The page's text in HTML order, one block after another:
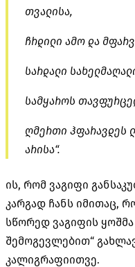
თვალისა,
ჩრდილი ამო და
სარდალი
სამყაროს
ღმერთი ჰფარავდეს
არისა“.
ის, რომ ვაგიფი
კარგად ჩანს იმითაც,
სწორედ ვაგიფის
შემოგევლებით“
კალიგრაფიითვე.